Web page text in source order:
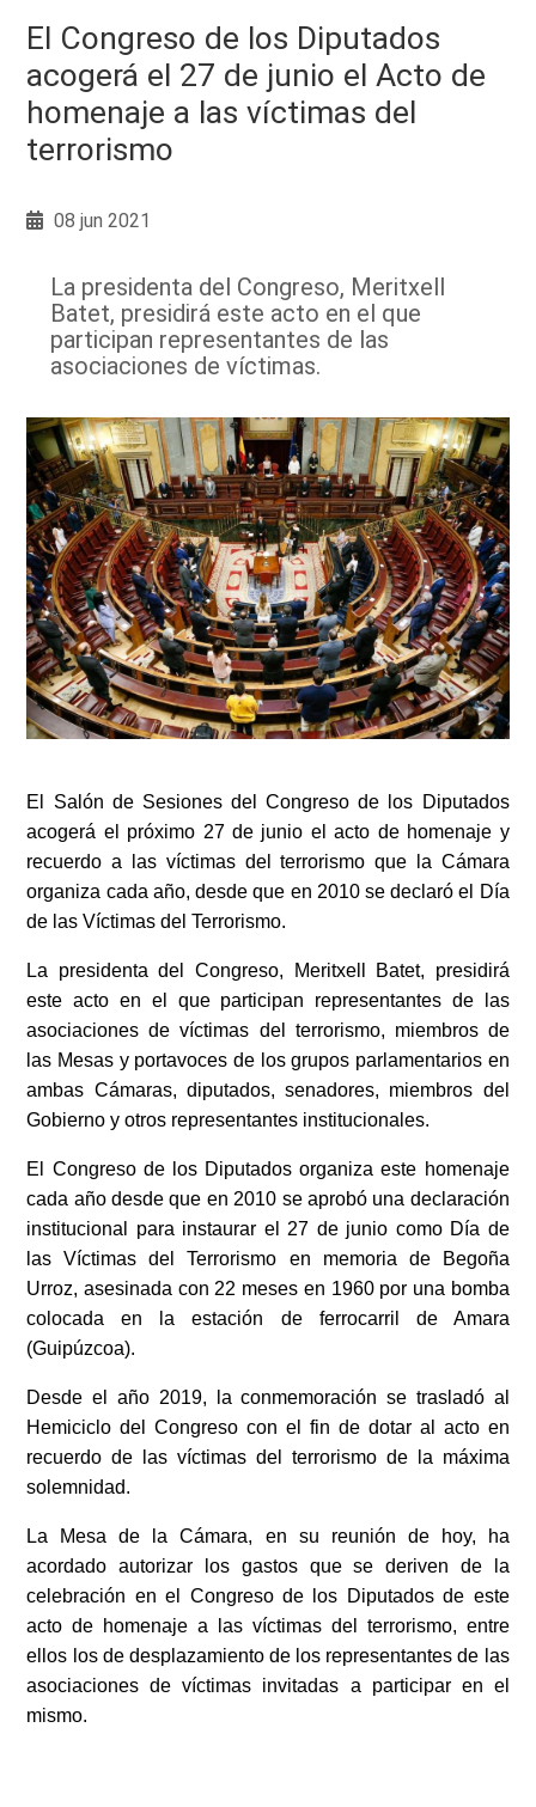
El Congreso de los Diputados
acogerá el 27 de junio el Acto de
homenaje a las víctimas del
terrorismo
08 jun 2021
La presidenta del Congreso, Meritxell
Batet, presidirá este acto en el que
participan representantes de las
asociaciones de víctimas.
El Salón de Sesiones del Congreso de los Diputados
acogerá el próximo 27 de junio el acto de homenaje y
recuerdo a las víctimas del terrorismo que la Cámara
organiza cada año, desde que en 2010 se declaró el Día
de las Víctimas del Terrorismo.
La presidenta del Congreso, Meritxell Batet, presidirá
este acto en el que participan representantes de las
asociaciones de víctimas del terrorismo, miembros de
las Mesas y portavoces de los grupos parlamentarios en
ambas Cámaras, diputados, senadores, miembros del
Gobierno y otros representantes institucionales.
El Congreso de los Diputados organiza este homenaje
cada año desde que en 2010 se aprobó una declaración
institucional para instaurar el 27 de junio como Día de
las Víctimas del Terrorismo en memoria de Begoña
Urroz, asesinada con 22 meses en 1960 por una bomba
colocada en la estación de ferrocarril de Amara
(Guipúzcoa).
Desde el año 2019, la conmemoración se trasladó al
Hemiciclo del Congreso con el fin de dotar al acto en
recuerdo de las víctimas del terrorismo de la máxima
solemnidad.
La Mesa de la Cámara, en su reunión de hoy, ha
acordado autorizar los gastos que se deriven de la
celebración en el Congreso de los Diputados de este
acto de homenaje a las víctimas del terrorismo, entre
ellos los de desplazamiento de los representantes de las
asociaciones de víctimas invitadas a participar en el
mismo.